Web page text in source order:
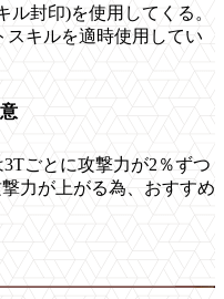
ル封印)を使用してくる。
スキルを適時使用してい
ごとに攻撃力が2％ずつ
力が上がる為、おすすめ